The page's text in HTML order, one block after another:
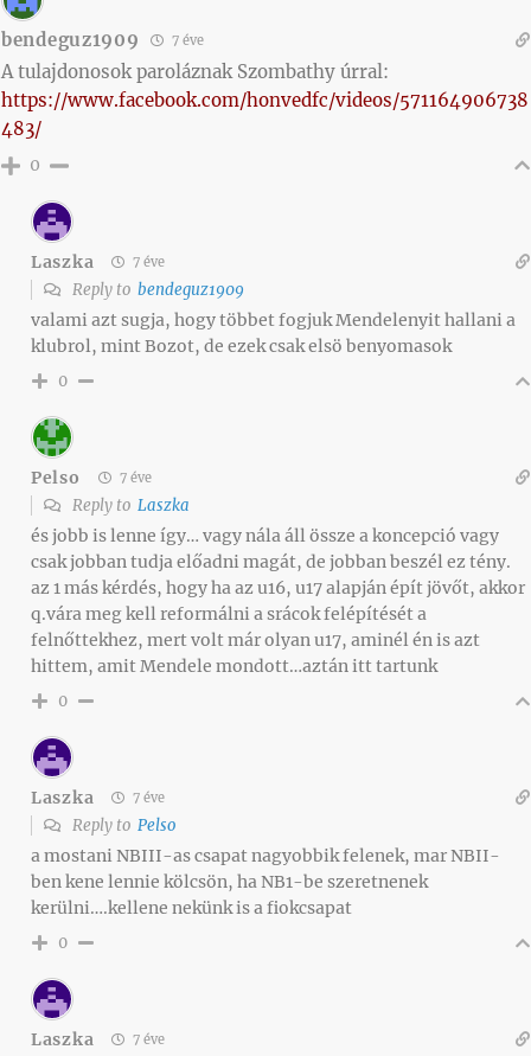
bendeguz1909 7 éve
A tulajdonosok paroláznak Szombathy úrral:
https://www.facebook.com/honvedfc/videos/571164906738
483/
0
Laszka 7 éve
Reply to bendeguz1909
valami azt sugja, hogy többet fogjuk Mendelenyit hallani a
klubrol, mint Bozot, de ezek csak elsö benyomasok
0
Pelso 7 éve
Reply to Laszka
és jobb is lenne így… vagy nála áll össze a koncepció vagy
csak jobban tudja előadni magát, de jobban beszél ez tény.
az 1 más kérdés, hogy ha az u16, u17 alapján épít jövőt, akkor
q.vára meg kell reformálni a srácok felépítését a
felnőttekhez, mert volt már olyan u17, aminél én is azt
hittem, amit Mendele mondott…aztán itt tartunk
0
Laszka 7 éve
Reply to Pelso
a mostani NBIII-as csapat nagyobbik felenek, mar NBII-
ben kene lennie kölcsön, ha NB1-be szeretnenek
kerülni….kellene nekünk is a fiokcsapat
0
Laszka 7 éve